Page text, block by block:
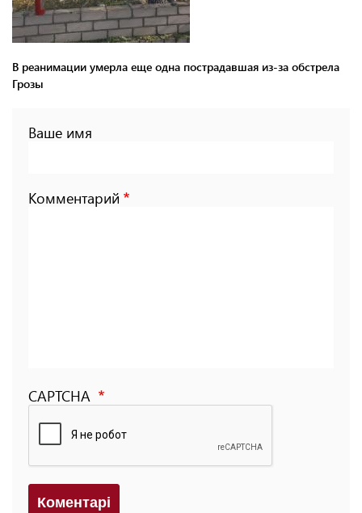
В реанимации умерла еще одна пострадавшая из-за обстрела
Грозы
Ваше имя
Комментарий
CAPTCHA
Коментарi